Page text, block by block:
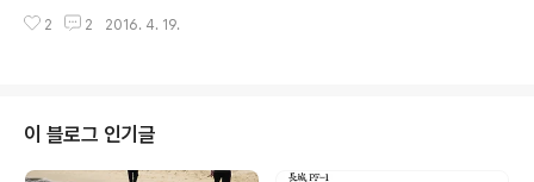
2 2 2016. 4. 19.
이 블로그 인기글